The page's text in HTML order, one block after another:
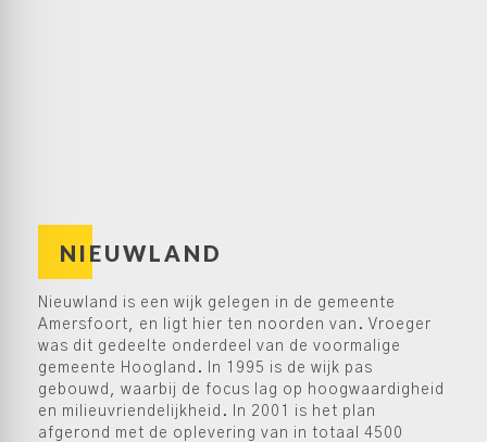
NIEUWLAND
Nieuwland is een wijk gelegen in de gemeente
Amersfoort, en ligt hier ten noorden van. Vroeger
was dit gedeelte onderdeel van de voormalige
gemeente Hoogland. In 1995 is de wijk pas
gebouwd, waarbij de focus lag op hoogwaardigheid
en milieuvriendelijkheid. In 2001 is het plan
afgerond met de oplevering van in totaal 4500